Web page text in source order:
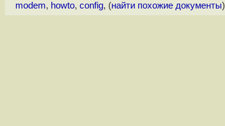
modem, howto, config, (найти похожие документы)